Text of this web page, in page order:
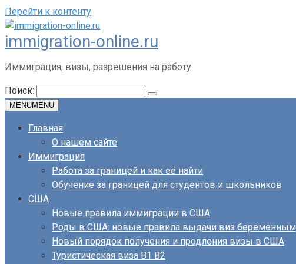
Перейти к контенту
immigration-online.ru
Иммиграция, визы, разрешения на работу
Поиск:
MENUMENU
Главная
О нашем сайте
Иммиграция
Работа за границей и как её найти
Обучение за границей для студентов и школьников
США
Новые правила иммиграции в США
Роды в США: новые правила выдачи виз беременным
Новый порядок получения и продления визы в США
Туристическая виза B1 B2